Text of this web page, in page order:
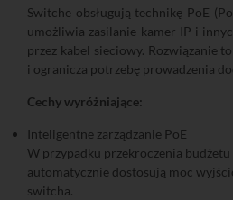
Switche obsługują technikę PoE
umożliwia zasilanie kamer IP i
przez kabel sieciowy. Rozwiązanie
i ogranicza potrzebę prowadzenia
Cechy wyróżniające:
Inteligentne zarządzanie PoE
W przypadku przekroczenia
automatycznie dostosują moc
switcha.